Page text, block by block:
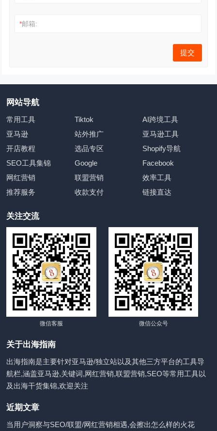
*邮箱:
网站导航
常用工具 Tiktok
AI跨境工具
亚马逊
站外推广
亚马逊工具
开店教程
选品专区
Shopify导航
SEO工具集锦
Google
Facebook
网红营销
联盟营销
效率工具
推荐服务
收款支付 链接直达
关注交流
微信客服 微信公众号
关于出海指南
出海指南是主要针对亚马逊/独立站以及其他三方平台的工具导
航栏,涵盖亚马逊,关键词,网红营销,联盟营销,SEO等常用工具以
及出海干货集锦,欢迎关注
近期文章
当用户洞察与SEO/联盟/网红营销相遇,会擦出怎么样的火花